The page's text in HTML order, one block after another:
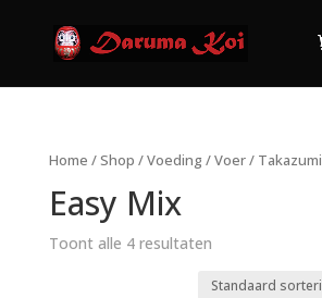
Home /Shop /Voeding /Voer/ Takazumi
Easy Mix
Toont alle 4 resultaten